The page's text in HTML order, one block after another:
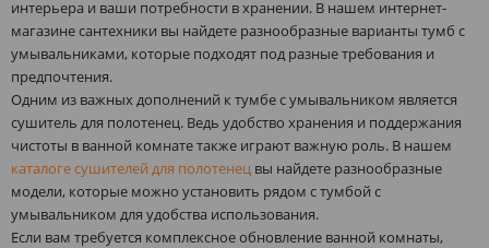
интерьера и ваши потребности в хранении. В нашем интернет-
магазине сантехники вы найдете разнообразные варианты тумб с
умывальниками, которые подходят под разные требования и
предпочтения.
Одним из важных дополнений к тумбе с умывальником является
сушитель для полотенец. Ведь удобство хранения и поддержания
чистоты в ванной комнате также играют важную роль. В нашем
каталоге сушителей для полотенец вы найдете разнообразные
модели, которые можно установить рядом с тумбой с
умывальником для удобства использования.
Если вам требуется комплексное обновление ванной комнаты,